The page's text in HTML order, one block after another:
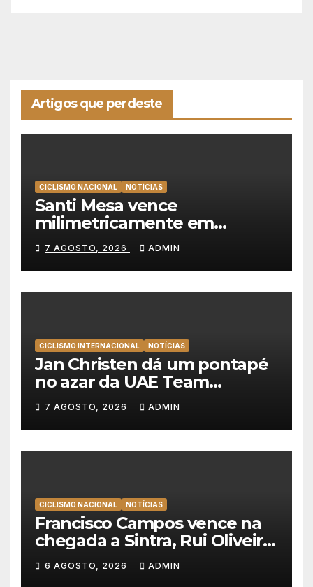
Artigos que perdeste
CICLISMO NACIONAL NOTÍCIAS
Santi Mesa vence
milimetricamente em
Albufeira, Rui Oliveira
mantém a amarela da Volta a
Portugal
7 AGOSTO, 2026 ADMIN
CICLISMO INTERNACIONAL NOTÍCIAS
Jan Christen dá um pontapé
no azar da UAE Team
Emirates e vence na Volta a
Polónia
7 AGOSTO, 2026 ADMIN
CICLISMO NACIONAL NOTÍCIAS
Francisco Campos vence na
chegada a Sintra, Rui Oliveira
veste de amarelo na Volta a
Portugal
6 AGOSTO, 2026 ADMIN